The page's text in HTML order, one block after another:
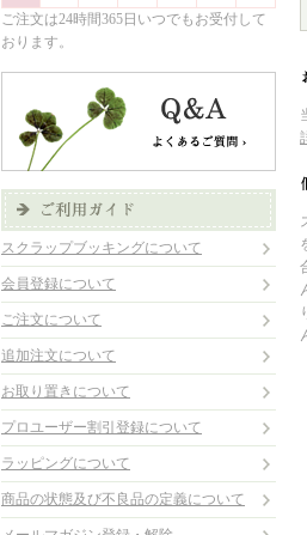
ご注文は24時間365日いつでもお受付して
おります。
スクラップブッキングについて
会員登録について
ご注文について
追加注文について
お取り置きについて
プロユーザー割引登録について
ラッピングについて
商品の状態及び不良品の定義について